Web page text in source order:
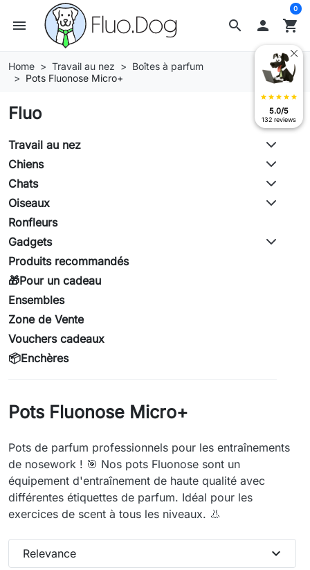
search
menu  shopping_cart
0
Home Travail au nez
Boîtes à parfum
Pots Fluonose Micro+
Fluo
Travail au nez
Chiens
Chats
Oiseaux
Ronfleurs
Gadgets
Produits recommandés
🎁Pour un cadeau
Ensembles
Zone de Vente
Vouchers cadeaux
📦Enchères
Pots Fluonose Micro+
Pots de parfum professionnels pour les entraînements
de nosework ! 🎯 Nos pots Fluonose sont un
équipement d'entraînement de haute qualité avec
différentes étiquettes de parfum. Idéal pour les
exercices de scent à tous les niveaux. 👃
Relevance expand_more
star star star star star
5.0/5
132 reviews